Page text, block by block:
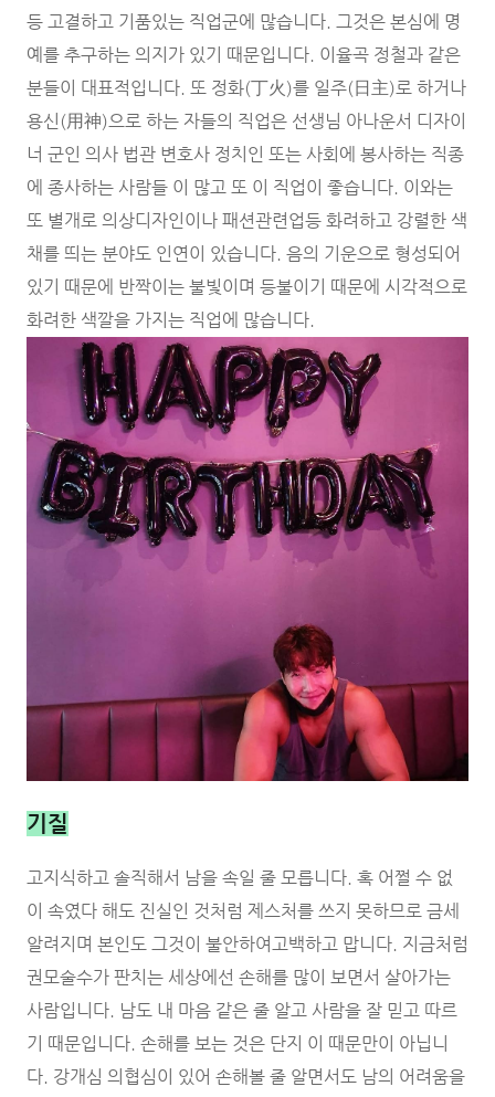
등 고결하고 기품있는 직업군에 많습니다. 그것은 본심에 명
예를 추구하는 의지가 있기 때문입니다. 이율곡 정철과 같은
분들이 대표적입니다. 또 정화(丁火)를 일주(日主)로 하거나
용신(用神)으로 하는 자들의 직업은 선생님 아나운서 디자이
너 군인 의사 법관 변호사 정치인 또는 사회에 봉사하는 직종
에 종사하는 사람들 이 많고 또 이 직업이 좋습니다. 이와는
또 별개로 의상디자인이나 패션관련업등 화려하고 강렬한 색
채를 띄는 분야도 인연이 있습니다. 음의 기운으로 형성되어
있기 때문에 반짝이는 불빛이며 등불이기 때문에 시각적으로
화려한 색깔을 가지는 직업에 많습니다.
기질
고지식하고 솔직해서 남을 속일 줄 모릅니다. 혹 어쩔 수 없
이 속였다 해도 진실인 것처럼 제스처를 쓰지 못하므로 금세
알려지며 본인도 그것이 불안하여고백하고 맙니다. 지금처럼
권모술수가 판치는 세상에선 손해를 많이 보면서 살아가는
사람입니다. 남도 내 마음 같은 줄 알고 사람을 잘 믿고 따르
기 때문입니다. 손해를 보는 것은 단지 이 때문만이 아닙니
다. 강개심 의협심이 있어 손해볼 줄 알면서도 남의 어려움을